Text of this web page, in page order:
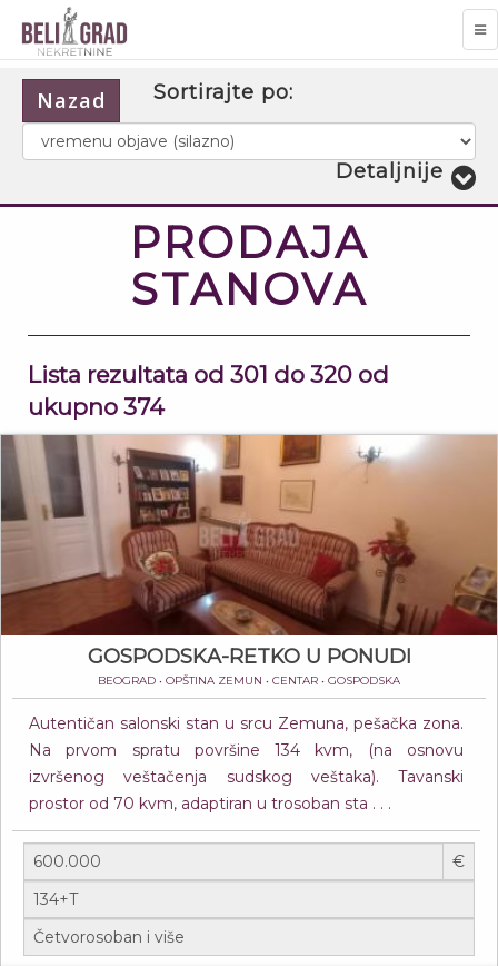
Nazad Sortirajte po:
Detaljnije
PRODAJA
STANOVA
Lista rezultata od 301 do 320 od
ukupno 374
GOSPODSKA-RETKO U PONUDI
BEOGRAD • OPŠTINA ZEMUN • CENTAR • GOSPODSKA
Autentičan salonski stan u srcu Zemuna, pešačka zona.
Na prvom spratu površine 134 kvm, (na osnovu
izvršenog veštačenja sudskog veštaka). Tavanski
prostor od 70 kvm, adaptiran u trosoban sta . . .
€